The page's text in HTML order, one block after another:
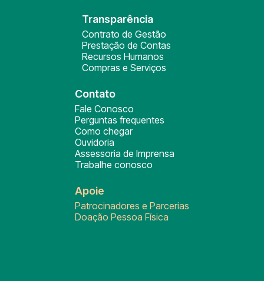
Transparência
Contrato de Gestão
Prestação de Contas
Recursos Humanos
Compras e Serviços
Contato
Fale Conosco
Perguntas frequentes
Como chegar
Ouvidoria
Assessoria de Imprensa
Trabalhe conosco
Apoie
Patrocinadores e Parcerias
Doação Pessoa Física